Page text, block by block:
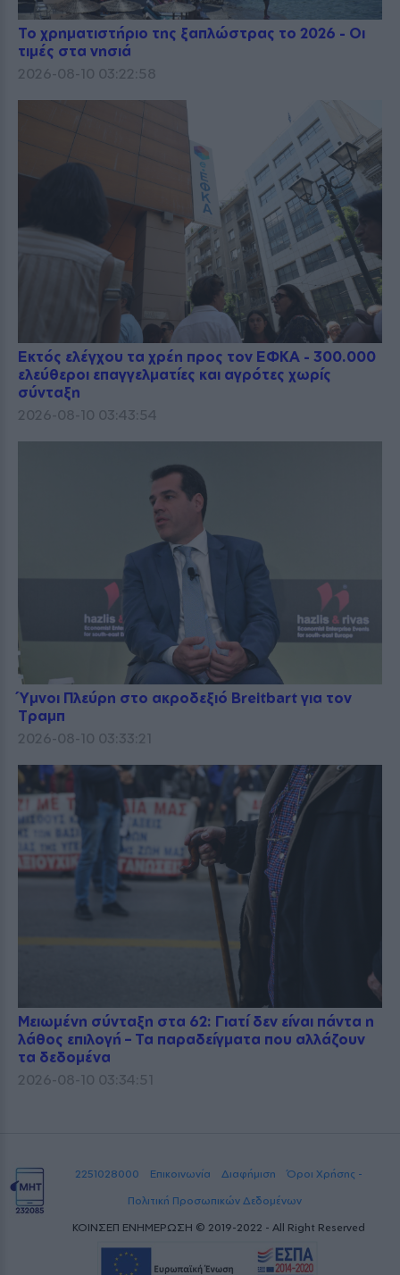
Το χρηματιστήριο της ξαπλώστρας το 2026 - Οι
τιμές στα νησιά
2026-08-10 03:22:58
Εκτός ελέγχου τα χρέη προς τον ΕΦΚΑ - 300.000
ελεύθεροι επαγγελματίες και αγρότες χωρίς
σύνταξη
2026-08-10 03:43:54
Ύμνοι Πλεύρη στο ακροδεξιό Breitbart για τον
Τραμπ
2026-08-10 03:33:21
Μειωμένη σύνταξη στα 62: Γιατί δεν είναι πάντα η
λάθος επιλογή – Τα παραδείγματα που αλλάζουν
τα δεδομένα
2026-08-10 03:34:51
2251028000 Επικοινωνία Διαφήμιση
Όροι Χρήσης -
Πολιτική Προσωπικών Δεδομένων
ΚΟΙΝΣΕΠ ΕΝΗΜΕΡΩΣΗ © 2019-2022 - All Right Reserved